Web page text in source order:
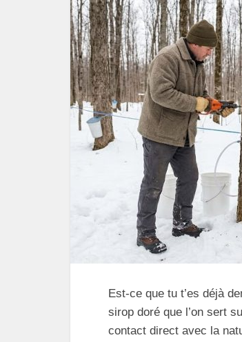
Est-ce que tu t’es déjà
sirop doré que l’on sert
contact direct avec la